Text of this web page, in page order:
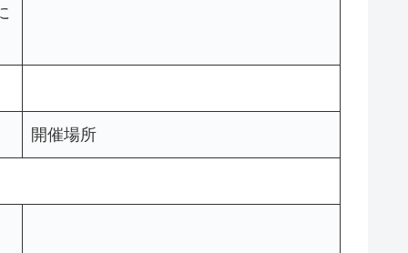
開催場所